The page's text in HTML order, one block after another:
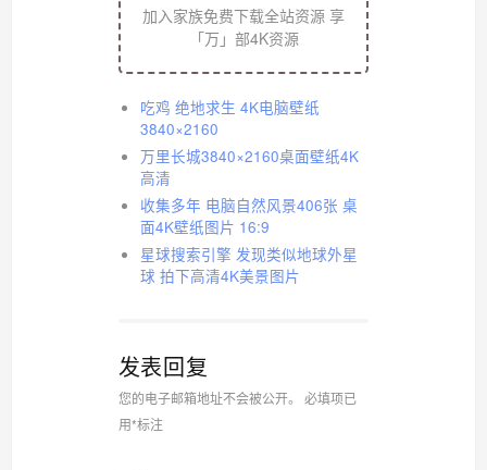
加入家族免费下载全站资源 享
「万」部4K资源
吃鸡 绝地求生 4K电脑壁纸
3840×2160
万里长城3840×2160桌面壁纸4K
高清
收集多年 电脑自然风景406张 桌
面4K壁纸图片 16:9
星球搜索引擎 发现类似地球外星
球 拍下高清4K美景图片
发表回复
您的电子邮箱地址不会被公开。
必填项已
用*标注